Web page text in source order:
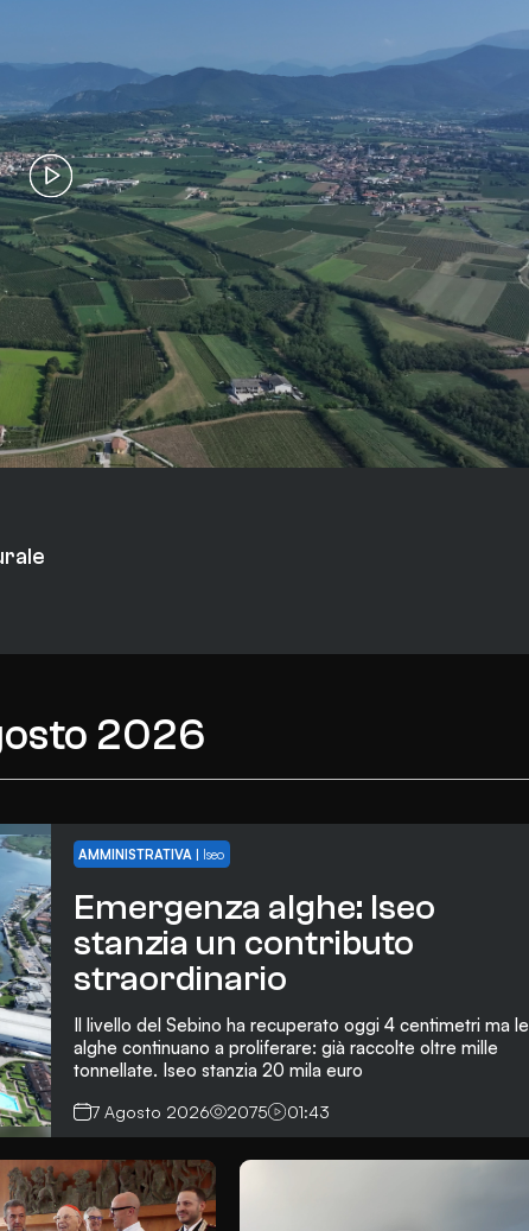
2026
AMMINISTRATIVA | Iseo
Emergenza alghe: Iseo
stanzia un contributo
straordinario
Il livello del Sebino ha recuperato oggi 4 centimetri ma le
alghe continuano a proliferare: già raccolte oltre mille
tonnellate. Iseo stanzia 20 mila euro
7 Agosto 2026 2075 01:43